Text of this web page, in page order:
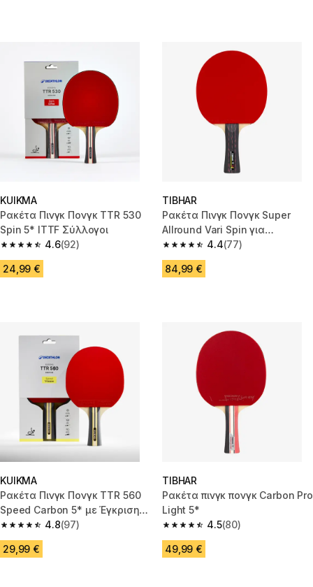
KUIKMA
Ρακέτα Πινγκ Πονγκ TTR 530
Spin 5* ITTF Σύλλογοι
4.6
4.6 out of 5 stars from 92 reviews
(92)
24,99 €
TIBHAR
Ρακέτα Πινγκ Πονγκ Super
Allround Vari Spin για
Συλλόγους4.4
4.4 out of 5 stars from 77
(77)
84,99 €
KUIKMA
Ρακέτα Πινγκ Πονγκ TTR 560
Speed Carbon 5* με Έγκριση
ITTF
4.8
4.8 out of 5 stars from 97 reviews
(97)
29,99 €
TIBHAR
Ρακέτα πινγκ πονγκ Carbon Pro
Light 5*
4.5
4.5 out of 5 stars from 80
(80)
49,99 €